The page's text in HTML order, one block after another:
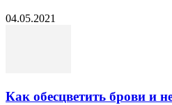
04.05.2021
Как обесцветить брови и